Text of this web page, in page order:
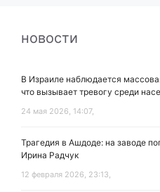
новости
В Израиле наблюдается
что вызывает тревогу среди
24 мая 2026, 14:07,
Трагедия в Ашдоде: на заводе
Ирина Радчук
12 февраля 2026, 23:13,